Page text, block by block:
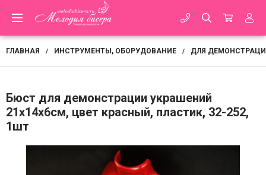
ГЛАВНАЯ / ИНСТРУМЕНТЫ, ОБОРУДОВАНИЕ / ДЛЯ
Бюст для демонстрации украшений
21х14х6см, цвет красный, пластик, 32-252,
1шт